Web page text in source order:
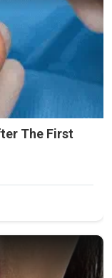
The First